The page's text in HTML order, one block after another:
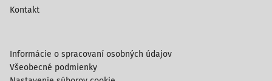
Kontakt
Informácie o spracovaní osobných údajov
Všeobecné podmienky